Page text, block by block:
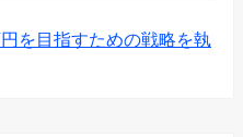
を目指すための戦略を執